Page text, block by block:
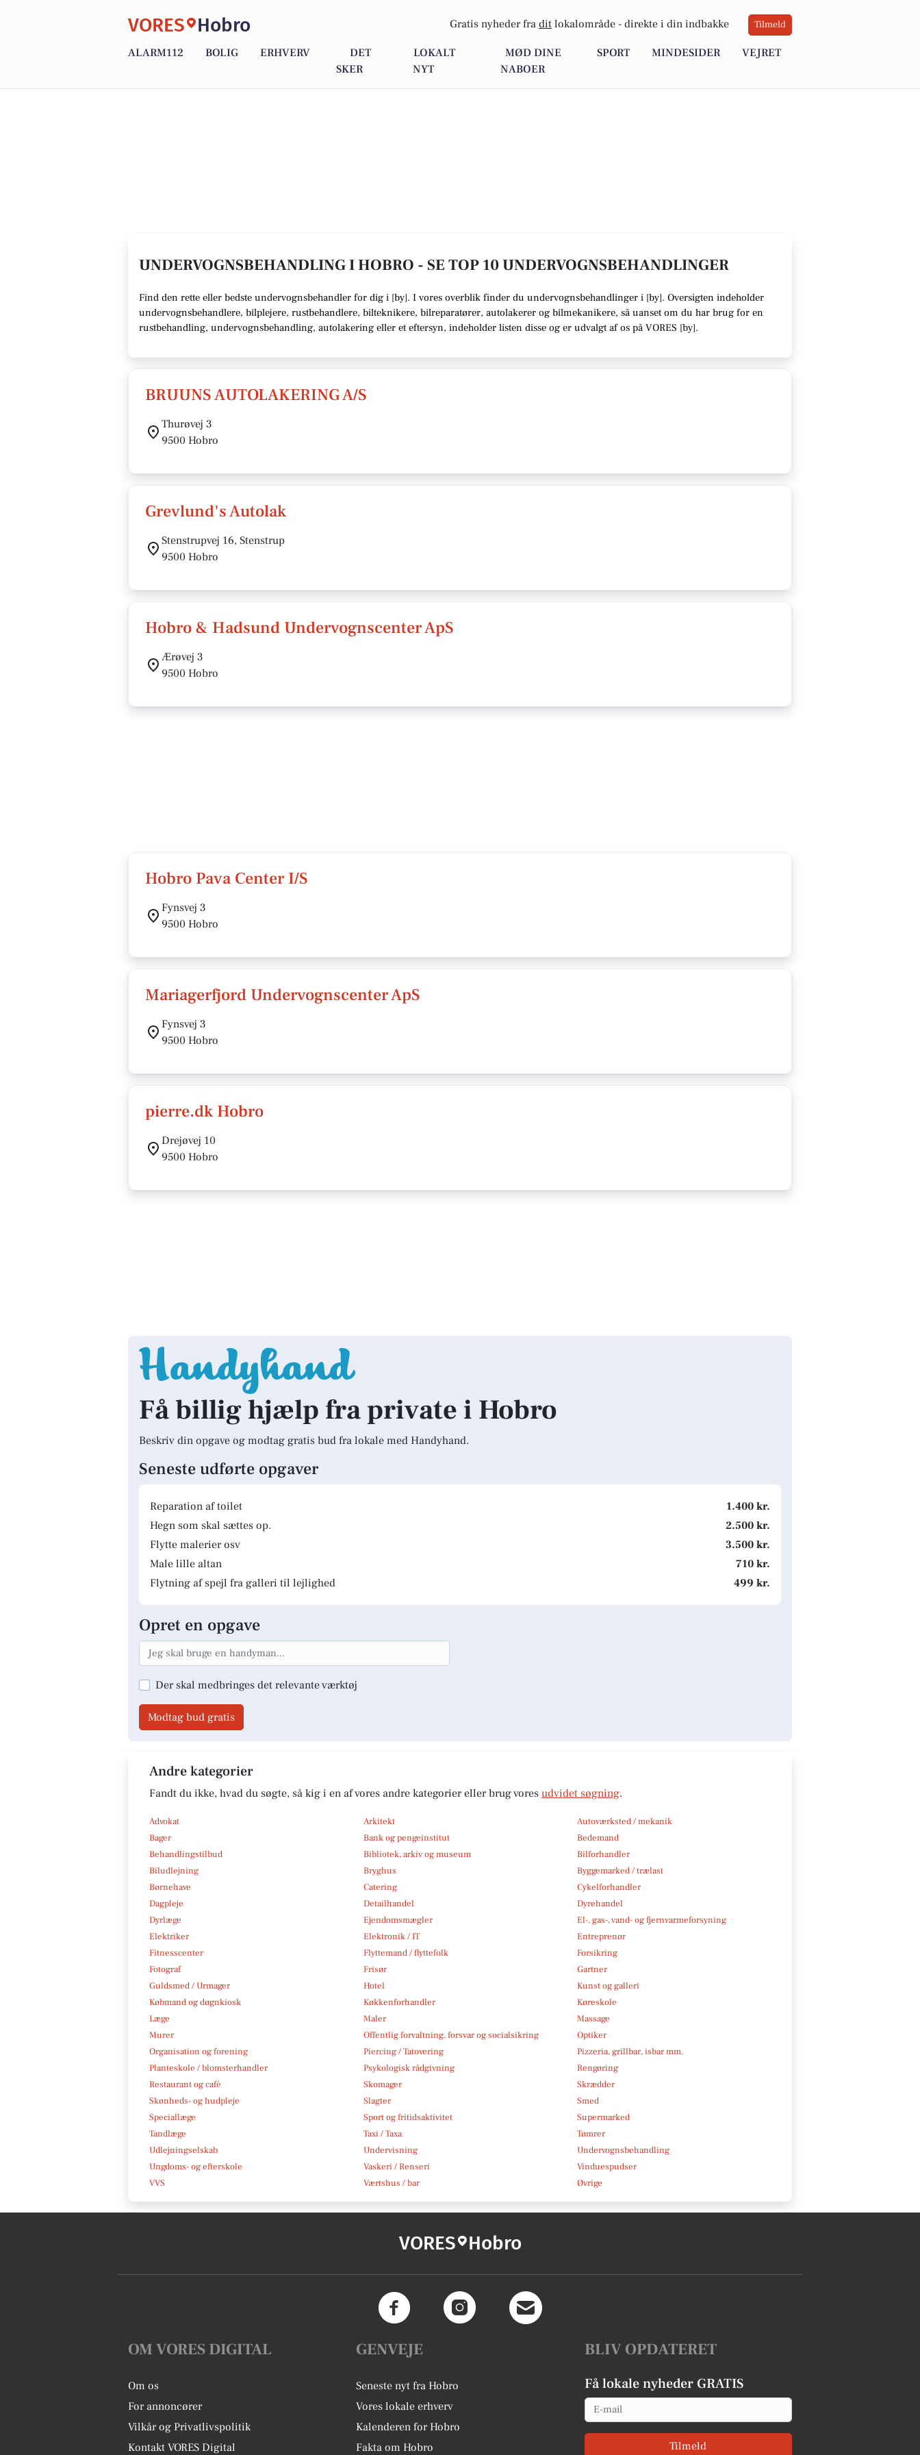
VORES Hobro Gratis nyheder fra dit lokalområde - direkte i din indbakke Tilmeld
ALARM112 BOLIG ERHVERV
DET
SKER
LOKALT
NYT
MØD DINE
NABOER
SPORT MINDESIDER VEJRET
UNDERVOGNSBEHANDLING I HOBRO - SE TOP 10 UNDERVOGNSBEHANDLINGER
Find den rette eller bedste undervognsbehandler for dig i [by]. I vores overblik finder du undervognsbehandlinger i [by]. Oversigten indeholder
undervognsbehandlere, bilplejere, rustbehandlere, bilteknikere, bilreparatører, autolakerer og bilmekanikere, så uanset om du har brug for en
rustbehandling, undervognsbehandling, autolakering eller et eftersyn, indeholder listen disse og er udvalgt af os på VORES [by].
BRUUNS AUTOLAKERING A/S
Thurøvej 3
9500 Hobro
Grevlund's Autolak
Stenstrupvej 16, Stenstrup
9500 Hobro
Hobro & Hadsund Undervognscenter ApS
Ærøvej 3
9500 Hobro
Hobro Pava Center I/S
Fynsvej 3
9500 Hobro
Mariagerfjord Undervognscenter ApS
Fynsvej 3
9500 Hobro
pierre.dk Hobro
Drejøvej 10
9500 Hobro
Få billig hjælp fra private i Hobro
Beskriv din opgave og modtag gratis bud fra lokale med Handyhand.
Seneste udførte opgaver
Reparation af toilet
1.400 kr.
Hegn som skal sættes op.
2.500 kr.
Flytte malerier osv
3.500 kr.
Male lille altan
710 kr.
Flytning af spejl fra galleri til lejlighed
499 kr.
Opret en opgave
Der skal medbringes det relevante værktøj
Modtag bud gratis
Andre kategorier
Fandt du ikke, hvad du søgte, så kig i en af vores andre kategorier eller brug vores udvidet søgning.
Advokat Arkitekt
Autoværksted / mekanik
Bager
Bank og pengeinstitut
Bedemand
Behandlingstilbud
Bibliotek, arkiv og museum
Bilforhandler
Biludlejning
Bryghus
Byggemarked / trælast
Børnehave
Catering
Cykelforhandler
Dagpleje
Detailhandel
Dyrehandel
Dyrlæge
Ejendomsmægler
El-, gas-, vand- og fjernvarmeforsyning
Elektriker
Elektronik / IT
Entreprenør
Fitnesscenter
Flyttemand / flyttefolk
Forsikring
Fotograf
Frisør
Gartner
Guldsmed / Urmager
Hotel
Kunst og galleri
Købmand og døgnkiosk
Køkkenforhandler
Køreskole
Læge
Maler
Massage
Murer
Offentlig forvaltning, forsvar og socialsikring
Optiker
Organisation og forening
Piercing / Tatovering
Pizzeria, grillbar, isbar mm.
Planteskole / blomsterhandler
Psykologisk rådgivning
Rengøring
Restaurant og café
Skomager
Skrædder
Skønheds- og hudpleje
Slagter
Smed
Speciallæge
Sport og fritidsaktivitet
Supermarked
Tandlæge
Taxi / Taxa
Tømrer
Udlejningselskab
Undervisning
Undervognsbehandling
Ungdoms- og efterskole
Vaskeri / Renseri
Vinduespudser
VVS
Værtshus / bar Øvrige
VORES Hobro
OM VORES DIGITAL
Om os
For annoncører
Vilkår og Privatlivspolitik
Kontakt VORES Digital
GENVEJE
Seneste nyt fra Hobro
Vores lokale erhverv
Kalenderen for Hobro
Fakta om Hobro
BLIV OPDATERET
Få lokale nyheder GRATIS
Email
Tilmeld